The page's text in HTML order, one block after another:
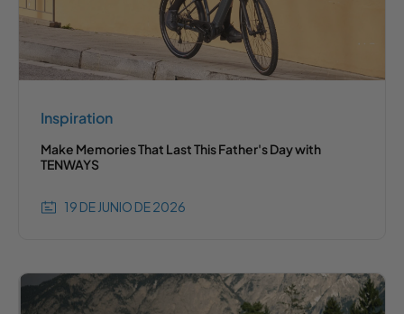
Inspiration
Make Memories That Last This Father's Day with
TENWAYS
19 DE JUNIO DE 2026